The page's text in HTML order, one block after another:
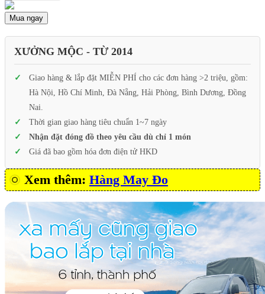
Mua ngay
XƯỞNG MỘC - TỪ 2014
Giao hàng & lắp đặt MIỄN PHÍ cho các đơn hàng >2 triệu, gồm:
Hà Nội, Hồ Chí Minh, Đà Nẵng, Hải Phòng, Bình Dương, Đồng
Nai.
Thời gian giao hàng tiêu chuẩn 1~7 ngày
Nhận đặt đóng đồ theo yêu cầu dù chỉ 1 món
Giá đã bao gồm hóa đơn điện tử HKD
Xem thêm: Hàng May Đo